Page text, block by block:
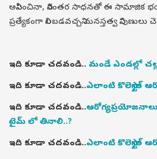
అనిపించినా, నిరంతర సాధనతో ఈ సామాజిక
ప్రత్యేకంగా నిలబడవచ్చని మనస్తత్వ నిపుణులు
ఇది కూడా చదవండి.. మండే ఎండల్లో
ఇది కూడా చదవండి..ఎలాంటి కొలెస్ట్రాల్
ఇది కూడా చదవండి..
టైమ్ లో తినాలి..?
ఇది కూడా చదవండి..ఎలాంటి కొలెస్ట్రాల్